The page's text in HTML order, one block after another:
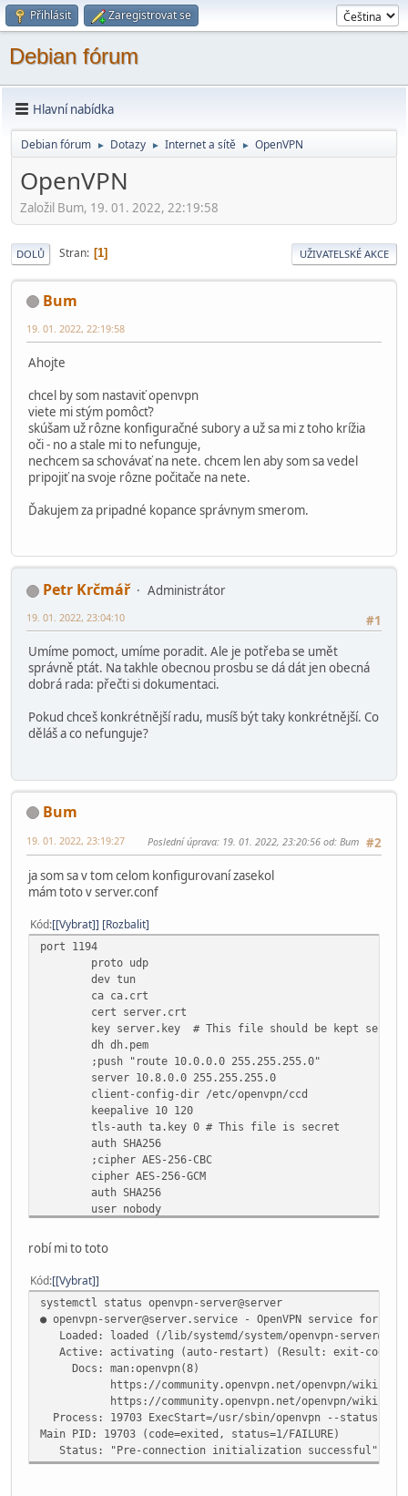
Přihlásit Zaregistrovat se
Debian fórum
Hlavní nabídka
Debian fórum ► Dotazy ► Internet a sítě ► OpenVPN
OpenVPN
Založil Bum, 19. 01. 2022, 22:19:58
DOLŮ Stran 1 UŽIVATELSKÉ AKCE
Bum
19. 01. 2022, 22:19:58
Ahojte
chcel by som nastaviť openvpn
viete mi stým pomôcť?
skúšam už rôzne konfiguračné subory a už sa mi z toho krížia
oči - no a stale mi to nefunguje,
nechcem sa schovávať na nete. chcem len aby som sa vedel
pripojiť na svoje rôzne počitače na nete.
Ďakujem za pripadné kopance správnym smerom.
Petr Krčmář
Administrátor
#1
19. 01. 2022, 23:04:10
Umíme pomoct, umíme poradit. Ale je potřeba se umět
správně ptát. Na takhle obecnou prosbu se dá dát jen obecná
dobrá rada: přečti si dokumentaci.
Pokud chceš konkrétnější radu, musíš být taky konkrétnější. Co
děláš a co nefunguje?
Bum
#2
19. 01. 2022, 23:19:27 Poslední úprava: 19. 01. 2022, 23:20:56 od: Bum
ja som sa v tom celom konfigurovaní zasekol
mám toto v server.conf
Kód [Vybrat] Rozbalit
port 1194
proto udp
dev tun
ca ca.crt
cert server.crt
key server.key # This file should be kept secret
dh dh.pem
;push "route 10.0.0.0 255.255.255.0"
server 10.8.0.0 255.255.255.0
client-config-dir /etc/openvpn/ccd
keepalive 10 120
tls-auth ta.key 0 # This file is secret
auth SHA256
;cipher AES-256-CBC
cipher AES-256-GCM
auth SHA256
user nobody
persist-key
status /var/log/openvpn/openvpn-status.log
log /var/log/openvpn/openvpn.log
log-append /var/log/openvpn/openvpn.log
verb 3
explicit-exit-notify 1
robí mi to toto
Kód [Vybrat]
systemctl status openvpn-server@server
● openvpn-server@server.service - OpenVPN service for
Loaded: loaded (/lib/systemd/system/openvpn-
Active: activating (auto-restart) (Result: exit-code)
Docs: man:openvpn(8)
https://community.openvpn.net/openvpn/wiki/
https://community.openvpn.net/openvpn/wiki/
Process: 19703 ExecStart=/usr/sbin/openvpn --status /
Main PID: 19703 (code=exited, status=1/FAILURE)
Status: "Pre-connection initialization successful"